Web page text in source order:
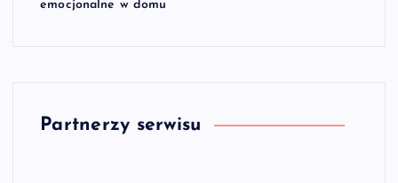
emocjonalne w domu
Partnerzy serwisu